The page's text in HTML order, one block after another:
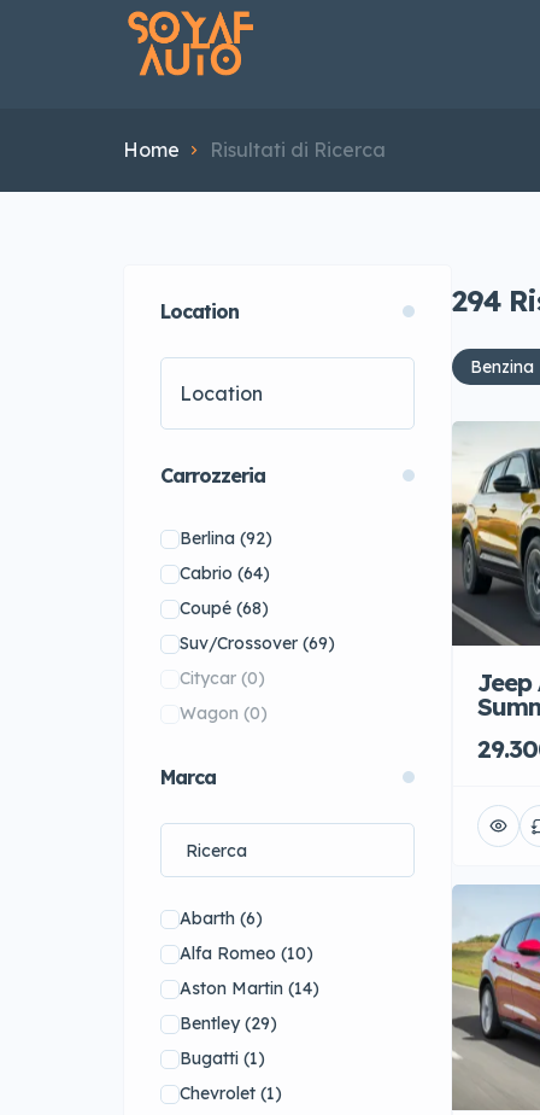
Home Risultati di Ricerca
Location
Carrozzeria
Berlina (92)
Cabrio (64)
Coupé (68)
Suv/Crossover (69)
Citycar (0)
Wagon (0)
Marca
Abarth (6)
Alfa Romeo (10)
Aston Martin (14)
Bentley(29)
Bugatti (1)
Chevrolet (1)
294
Benzina
Jeep